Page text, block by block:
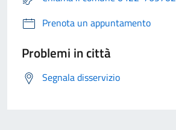
Prenota un appuntamento
Problemi in città
Segnala disservizio